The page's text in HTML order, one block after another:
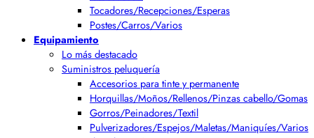
Tocadores/Recepciones/Esperas
Postes/Carros/Varios
Equipamiento
Lo más destacado
Suministros peluquería
Accesorios para tinte y permanente
Horquillas/Moños/Rellenos/Pinzas cabello/Gomas
Gorros/Peinadores/Textil
Pulverizadores/Espejos/Maletas/Maniquíes/Varios